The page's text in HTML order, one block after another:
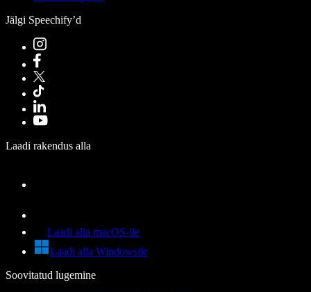
Jälgi Speechify’d
Laadi rakendus alla
Laadi alla macOS-ile
Laadi alla Windowsile
Soovitatud lugemine